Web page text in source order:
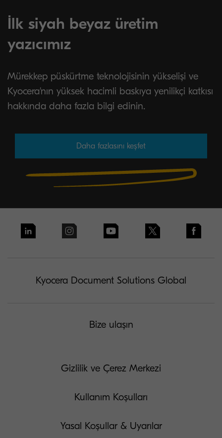
İlk siyah beyaz üretim
yazıcımız
Mürekkep püskürtme teknolojisinin yükselişi ve
Kyocera'nın yüksek hacimli baskıya yenilikçi katkısı
hakkında daha fazla bilgi edinin.
Daha fazlasını keşfet
Kyocera Document Solutions Global
Bize ulaşın
Gizlilik ve Çerez Merkezi
Kullanım Koşulları
Yasal Koşullar & Uyarılar